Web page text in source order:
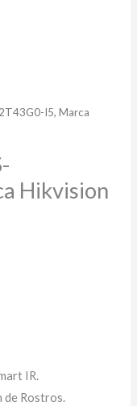
I5, Marca
Hikvision
IR.
de Rostros.